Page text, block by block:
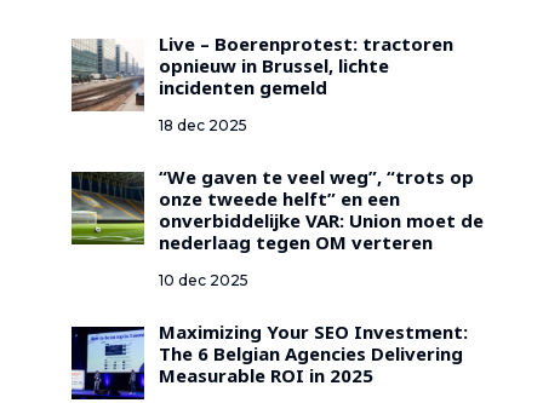
Live – Boerenprotest: tractoren
opnieuw in Brussel, lichte
incidenten gemeld
18 dec 2025
“We gaven te veel weg”, “trots op
onze tweede helft” en een
onverbiddelijke VAR: Union moet de
nederlaag tegen OM verteren
10 dec 2025
Maximizing Your SEO Investment:
The 6 Belgian Agencies Delivering
Measurable ROI in 2025